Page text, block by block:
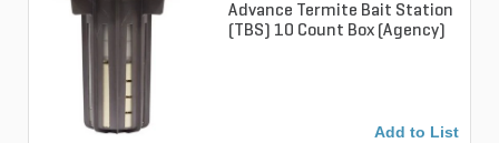
Advance Termite Bait Station
(TBS) 10 Count Box (Agency)
Add to List